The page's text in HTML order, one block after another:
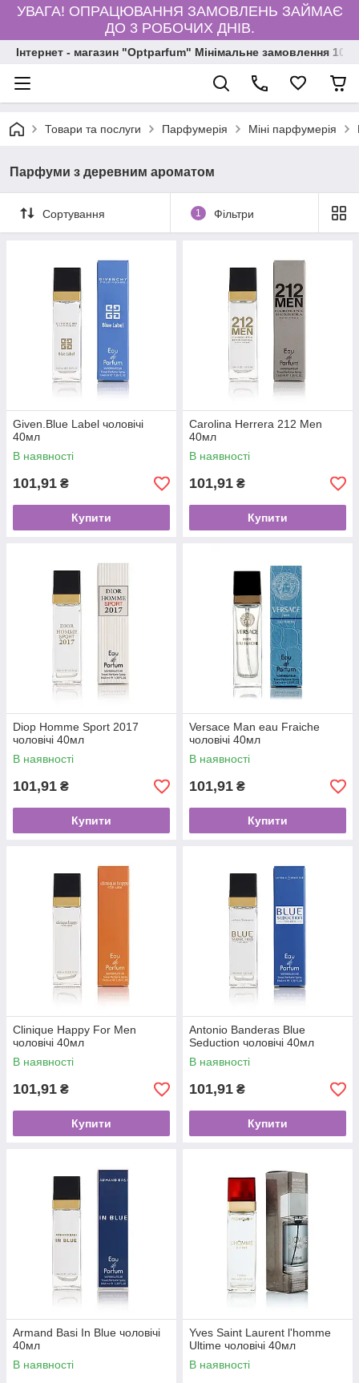
УВАГА! ОПРАЦЮВАННЯ ЗАМОВЛЕНЬ ЗАЙМАЄ
ДО 3 РОБОЧИХ ДНІВ.
Інтернет - магазин "Optparfum" Мінімальне замовлення
Товари та послуги Парфумерія Міні парфумерія
Парфуми з деревним ароматом
Сортування 1 Фільтри
Given.Blue Label чоловічі
40мл
В наявності
101,91 ₴
Купити
Carolina Herrera 212 Men
40мл
В наявності
101,91 ₴
Купити
Dіор Homme Sport 2017
чоловічі 40мл
В наявності
101,91 ₴
Купити
Versace Man eau Fraiche
чоловічі 40мл
В наявності
101,91 ₴
Купити
Clinique Happy For Men
чоловічі 40мл
В наявності
101,91 ₴
Купити
Antonio Banderas Blue
Seduction чоловічі 40мл
В наявності
101,91 ₴
Купити
Armand Basi In Blue чоловічі
40мл
В наявності
Yves Saint Laurent l'homme
Ultime чоловічі 40мл
В наявності